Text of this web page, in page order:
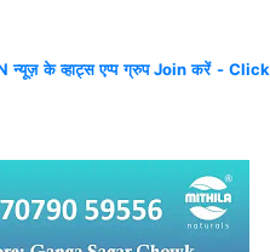
न्यूज़ के व्हाट्स एप्प ग्रुप Join करें - Click